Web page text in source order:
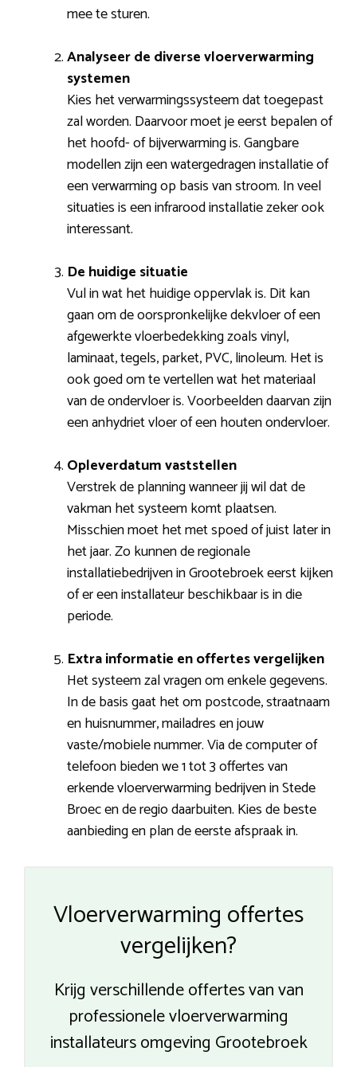
mee te sturen.
Analyseer de diverse vloerverwarming
systemen
Kies het verwarmingssysteem dat toegepast
zal worden. Daarvoor moet je eerst bepalen of
het hoofd- of bijverwarming is. Gangbare
modellen zijn een watergedragen installatie of
een verwarming op basis van stroom. In veel
situaties is een infrarood installatie zeker ook
interessant.
De huidige situatie
Vul in wat het huidige oppervlak is. Dit kan
gaan om de oorspronkelijke dekvloer of een
afgewerkte vloerbedekking zoals vinyl,
laminaat, tegels, parket, PVC, linoleum. Het is
ook goed om te vertellen wat het materiaal
van de ondervloer is. Voorbeelden daarvan zijn
een anhydriet vloer of een houten ondervloer.
Opleverdatum vaststellen
Verstrek de planning wanneer jij wil dat de
vakman het systeem komt plaatsen.
Misschien moet het met spoed of juist later in
het jaar. Zo kunnen de regionale
installatiebedrijven in Grootebroek eerst kijken
of er een installateur beschikbaar is in die
periode.
Extra informatie en offertes vergelijken
Het systeem zal vragen om enkele gegevens.
In de basis gaat het om postcode, straatnaam
en huisnummer, mailadres en jouw
vaste/mobiele nummer. Via de computer of
telefoon bieden we 1 tot 3 offertes van
erkende vloerverwarming bedrijven in Stede
Broec en de regio daarbuiten. Kies de beste
aanbieding en plan de eerste afspraak in.
Vloerverwarming offertes
vergelijken?
Krijg verschillende offertes van van
professionele vloerverwarming
installateurs omgeving Grootebroek